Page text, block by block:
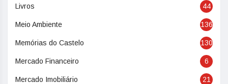
Livros 44
Meio Ambiente 136
Memórias do Castelo 130
Mercado Financeiro 6
Mercado Imobiliário 21